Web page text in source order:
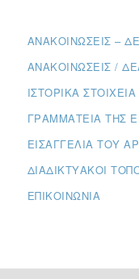
ΑΝΑΚΟΙΝΏΣΕΙΣ –
ΑΝΑΚΟΙΝΏΣΕΙΣ /
ΙΣΤΟΡΙΚΆ ΣΤΟΙΧΕΊΑ
ΓΡΑΜΜΑΤΕΊΑ ΤΗΣ
ΕΙΣΑΓΓΕΛΊΑ ΤΟΥ
ΔΙΑΔΙΚΤΥΑΚΟΊ
ΕΠΙΚΟΙΝΩΝΊΑ